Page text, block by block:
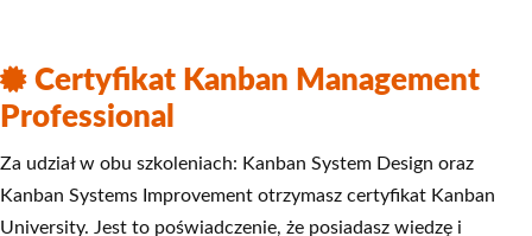
Certyfikat Kanban Management
Professional
Za udział w obu szkoleniach: Kanban System Design oraz
Kanban Systems Improvement otrzymasz certyfikat Kanban
University. Jest to poświadczenie, że posiadasz wiedzę i